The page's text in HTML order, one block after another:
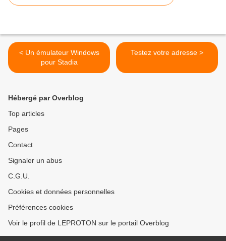
< Un émulateur Windows
pour Stadia
Testez votre adresse >
Hébergé par Overblog
Top articles
Pages
Contact
Signaler un abus
C.G.U.
Cookies et données personnelles
Préférences cookies
Voir le profil de LEPROTON sur le portail Overblog